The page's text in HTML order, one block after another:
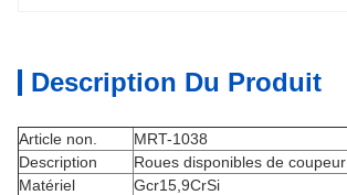
Description Du Produit
Article non.
MRT-1038
Description
Roues disponibles de coupeur
Matériel
Gcr15,9CrSi